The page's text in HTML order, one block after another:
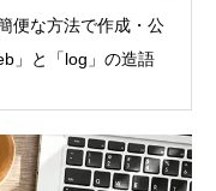
便な方法で作成・公
」と「log」の造語